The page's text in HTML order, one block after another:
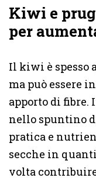
Kiwi e
per
Il kiwi è spesso
ma può essere
apporto di fibre.
nello spuntino
pratica e
secche in
volta